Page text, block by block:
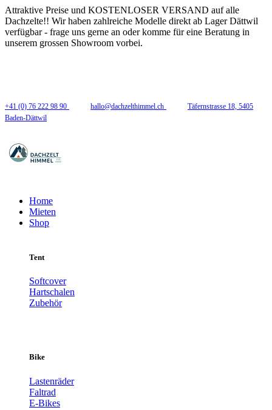
Attraktive Preise und KOSTENLOSER VERSAND auf alle
Dachzelte!! Wir haben zahlreiche Modelle direkt ab Lager Dättwil
verfügbar - frage uns gerne an oder komme für eine Beratung in
unserem grossen Showroom vorbei.
+41 (0) 76 222 98 90 hallo@dachzelthimmel.ch
Täfernstrasse 18, 5405
Baden-Dättwil
Home
Mieten
Shop
Tent
Softcover
Hartschalen
Zubehör
Bike
Lastenräder
Faltrad
E-Bikes